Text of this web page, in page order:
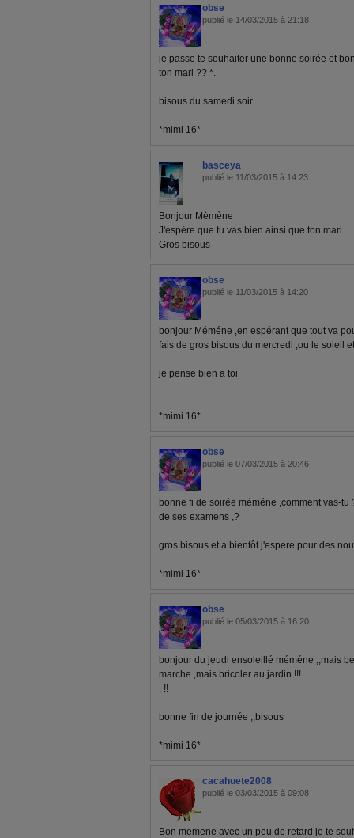
obse
publié le 14/03/2015 à 21:18
je passe te souhaiter une bonne soirée et
ton mari ?? *.
bisous du samedi soir
*mimi 16*
basceya
publié le 11/03/2015 à 14:23
Bonjour Mèmène
J'espère que tu vas bien ainsi que ton mari.
Gros bisous
obse
publié le 11/03/2015 à 14:20
bonjour Méméne ,en espérant que tout va
fais de gros bisous du mercredi ,ou le soleil
je pense bien a toi
*mimi 16*
obse
publié le 07/03/2015 à 20:46
bonne fi de soirée méméne ,comment vas-tu
de ses examens ,?
gros bisous et a bientôt j'espere pour des
*mimi 16*
obse
publié le 05/03/2015 à 16:20
bonjour du jeudi ensoleillé méméne ,,mais
marche ,mais bricoler au jardin !!!
. !!
bonne fin de journée ,,bisous
*mimi 16*
cacahuete2008
publié le 03/03/2015 à 09:08
Bon memene avec un peu de retard je te